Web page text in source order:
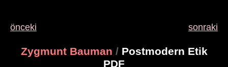
önceki sonraki
Zygmunt Bauman /Postmodern Etik
PDF